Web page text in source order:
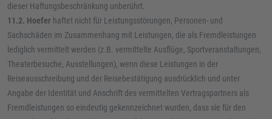
dieser Haftungsbeschränkung unberührt.
11.2. Hoefer haftet nicht für Leistungsstörungen, Personen- und
Sachschäden im Zusammenhang mit Leistungen, die als Fremdleistungen
lediglich vermittelt werden (z.B. vermittelte Ausflüge, Sportveranstaltungen,
Theaterbesuche, Ausstellungen), wenn diese Leistungen in der
Reiseausschreibung und der Reisebestätigung ausdrücklich und unter
Angabe der Identität und Anschrift des vermittelten Vertragspartners als
Fremdleistungen so eindeutig gekennzeichnet wurden, dass sie für den